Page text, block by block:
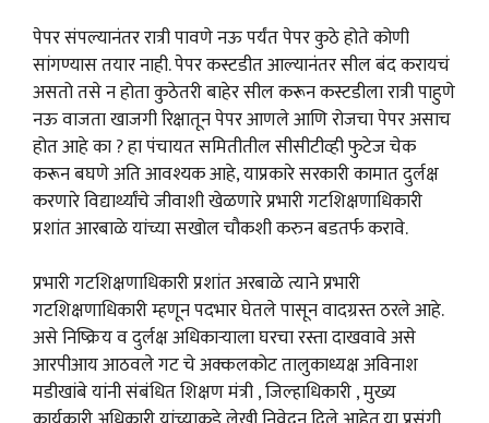
पेपर संपल्यानंतर रात्री पावणे नऊ पर्यंत पेपर कुठे होते कोणी
सांगण्यास तयार नाही. पेपर कस्टडीत आल्यानंतर सील बंद करायचं
असतो तसे न होता कुठेतरी बाहेर सील करून कस्टडीला रात्री पाहुणे
नऊ वाजता खाजगी रिक्षातून पेपर आणले आणि रोजचा पेपर असाच
होत आहे का ? हा पंचायत समितीतील सीसीटीव्ही फुटेज चेक
करून बघणे अति आवश्यक आहे, याप्रकारे सरकारी कामात दुर्लक्ष
करणारे विद्यार्थ्यांचे जीवाशी खेळणारे प्रभारी गटशिक्षणाधिकारी
प्रशांत आरबाळे यांच्या सखोल चौकशी करुन बडतर्फ करावे.
प्रभारी गटशिक्षणाधिकारी प्रशांत अरबाळे त्याने प्रभारी
गटशिक्षणाधिकारी म्हणून पदभार घेतले पासून वादग्रस्त ठरले आहे.
असे निष्क्रिय व दुर्लक्ष अधिकाऱ्याला घरचा रस्ता दाखवावे असे
आरपीआय आठवले गट चे अक्कलकोट तालुकाध्यक्ष अविनाश
मडीखांबे यांनी संबंधित शिक्षण मंत्री , जिल्हाधिकारी , मुख्य